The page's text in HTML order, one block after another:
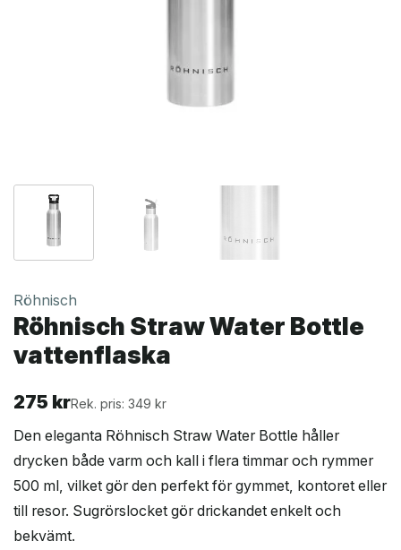
Röhnisch
Röhnisch Straw Water Bottle
vattenflaska
275 krRek. pris: 349 kr
Den eleganta Röhnisch Straw Water Bottle håller
drycken både varm och kall i flera timmar och rymmer
500 ml, vilket gör den perfekt för gymmet, kontoret eller
till resor. Sugrörslocket gör drickandet enkelt och
bekvämt.